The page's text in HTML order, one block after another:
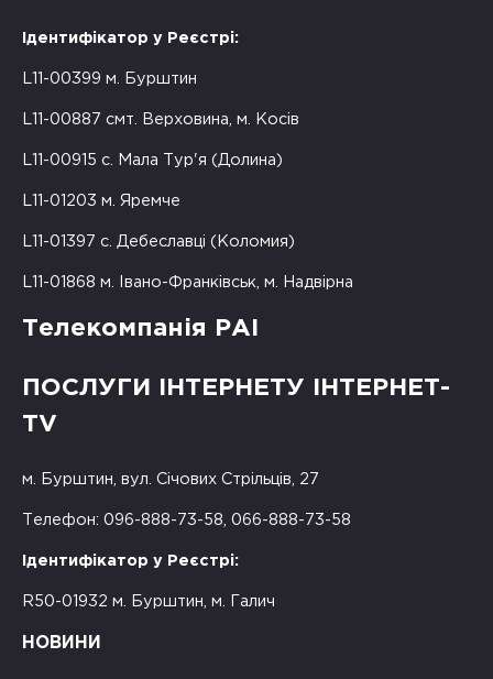
Ідентифікатор у Реєстрі:
L11-00399 м. Бурштин
L11-00887 смт. Верховина, м. Косів
L11-00915 с. Мала Тур'я (Долина)
L11-01203 м. Яремче
L11-01397 с. Дебеславці (Коломия)
L11-01868 м. Івано-Франківськ, м. Надвірна
Телекомпанія РАІ
ПОСЛУГИ ІНТЕРНЕТУ ІНТЕРНЕТ-
TV
м. Бурштин, вул. Січових Стрільців, 27
Телефон: 096-888-73-58, 066-888-73-58
Ідентифікатор у Реєстрі:
R50-01932 м. Бурштин, м. Галич
НОВИНИ